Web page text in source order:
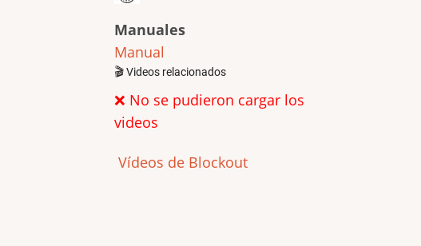
Manuales
Manual
🎬 Videos relacionados
❌ No se pudieron cargar los
videos
Vídeos de Blockout